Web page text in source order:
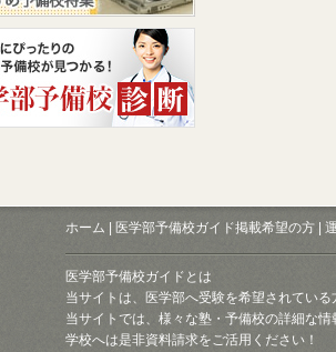
ホーム 医学部予備校ガイド掲載希望の方
医学部予備校ガイドとは
当サイトは、医学部へ受験を希望されてい
当サイトでは、様々な塾・予備校の詳細な
学校へは是非資料請求をご活用ください！